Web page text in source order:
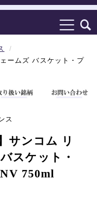
ームズ バスケット・プ
ス
サンコム リ
スケット・
750ml